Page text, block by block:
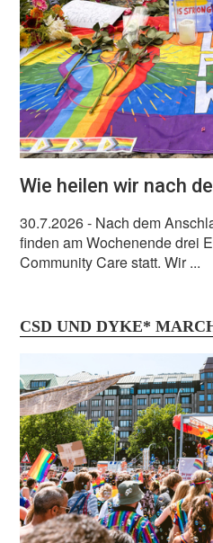
Wie heilen wir nach
30.7.2026- Nach dem
finden am Wochenende drei
Community Care statt. Wir ...
CSD UND DYKE*